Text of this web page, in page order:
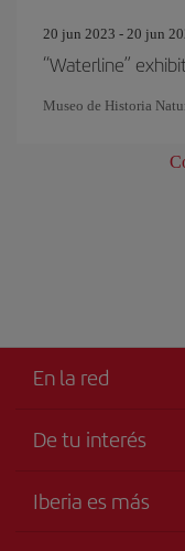
20 jun 2023 - 20 jun
“Waterline”
Museo de Historia
En la red
De tu interés
Tu seguridad es lo
Iberia es más